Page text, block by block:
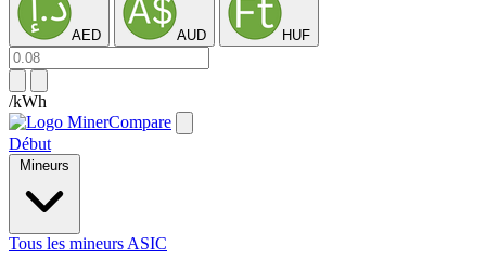
AED AUD HUF
/kWh
Début
Mineurs
Tous les mineurs ASIC